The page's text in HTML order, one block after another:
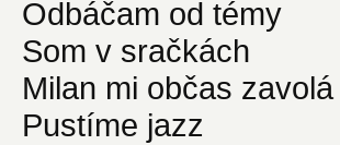
Odbáčam od témy
Som v sračkách
Milan mi občas zavolá
Pustíme jazz